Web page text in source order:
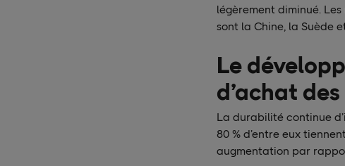
légèrement diminué.
sont la Chine, la Suède
Le
d’achat
La durabilité continue
80 % d’entre eux
augmentation par